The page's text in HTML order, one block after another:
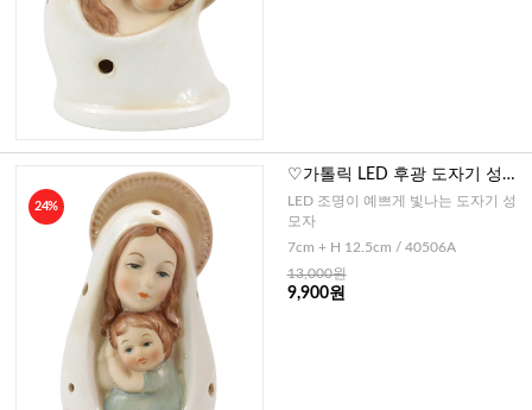
24%
♡가톨릭 LED 후광 도자기 성모
자A
LED 조명이 예쁘게 빛나는 도자기 성
모자
7cm + H 12.5cm / 40506A
13,000원
9,900원